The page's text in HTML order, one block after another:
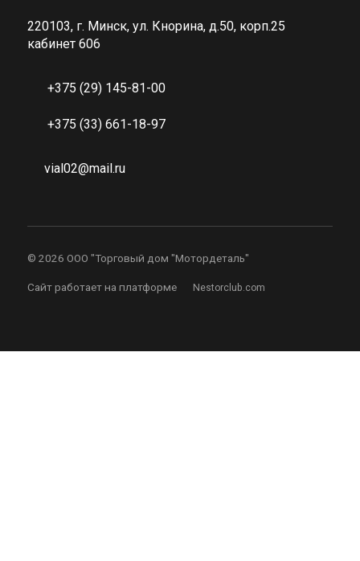
220103, г. Минск, ул. Кнорина, д.50, корп.25
кабинет 606
+375 (29) 145-81-00
+375 (33) 661-18-97
vial02@mail.ru
© 2026 ООО "Торговый дом "Мотордеталь"
Сайт работает на платформе Nestorclub.com